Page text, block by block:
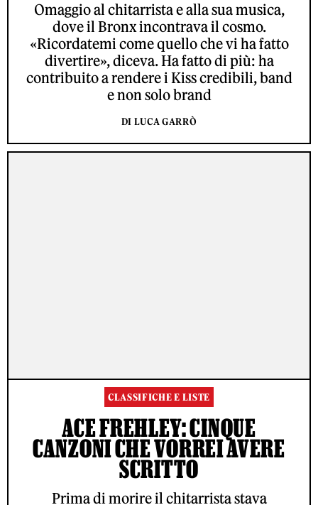
Omaggio al chitarrista e alla sua musica,
dove il Bronx incontrava il cosmo.
«Ricordatemi come quello che vi ha fatto
divertire», diceva. Ha fatto di più: ha
contribuito a rendere i Kiss credibili, band
e non solo brand
DI LUCA GARRÒ
CLASSIFICHE E LISTE
ACE FREHLEY: CINQUE
CANZONI CHE VORREI AVERE
SCRITTO
Prima di morire il chitarrista stava